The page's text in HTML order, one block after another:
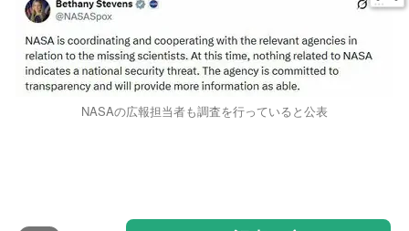
NASAの広報担当者も調査を行っていると公表